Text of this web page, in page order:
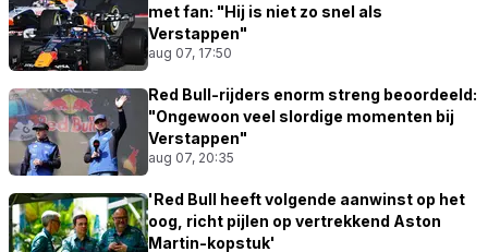
met fan: "Hij is niet zo snel als
Verstappen"
aug 07, 17:50
Red Bull-rijders enorm streng beoordeeld:
"Ongewoon veel slordige momenten bij
Verstappen"
aug 07, 20:35
'Red Bull heeft volgende aanwinst op het
oog, richt pijlen op vertrekkend Aston
Martin-kopstuk'